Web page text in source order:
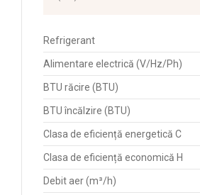
Refrigerant
Alimentare electrică (V/Hz/Ph)
BTU răcire (BTU)
BTU încălzire (BTU)
Clasa de eficiență energetică C
Clasa de eficiență economică H
Debit aer (m³/h)